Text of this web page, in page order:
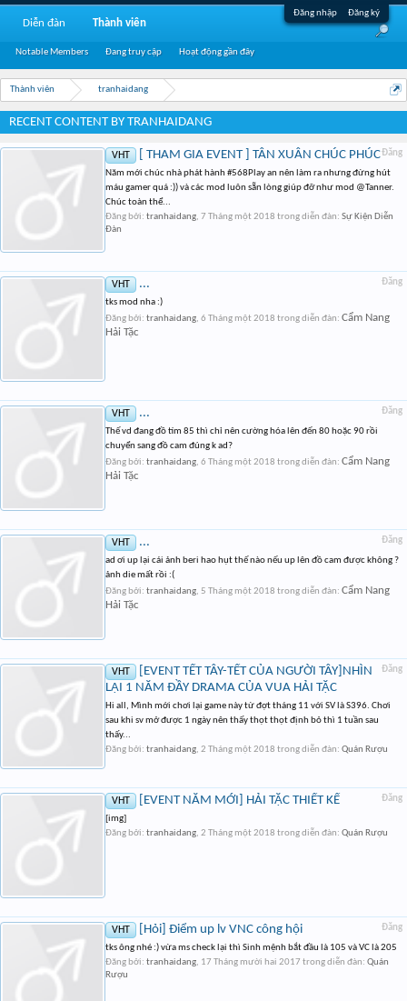
Đăng nhập Đăng ký
Thành viên tranhaidang
RECENT CONTENT BY TRANHAIDANG
Đăng
VHT [ THAM GIA EVENT ] TÂN XUÂN CHÚC PHÚC
Năm mới chúc nhà phát hành #568Play an nên làm ra nhưng đừng hút
máu gamer quá :)) và các mod luôn sẵn lòng giúp đỡ như mod @Tanner.
Chúc toàn thể...
Đăng bởi: tranhaidang, 7 Tháng một 2018 trong diễn đàn: Sự Kiện Diễn
Đàn
Đăng
VHT ...
tks mod nha :)
Đăng bởi: tranhaidang, 6 Tháng một 2018 trong diễn đàn: Cẩm Nang
Hải Tặc
Đăng
VHT ...
Thế vd đang đồ tím 85 thì chỉ nên cường hóa lên đến 80 hoặc 90 rồi
chuyển sang đồ cam đúng k ad?
Đăng bởi: tranhaidang, 6 Tháng một 2018 trong diễn đàn: Cẩm Nang
Hải Tặc
Đăng
VHT ...
ad ơi up lại cái ảnh beri hao hụt thế nào nếu up lên đồ cam được không ?
ảnh die mất rồi :(
Đăng bởi: tranhaidang, 5 Tháng một 2018 trong diễn đàn: Cẩm Nang
Hải Tặc
Đăng
VHT
[EVENT TẾT TÂY-TẾT CỦA NGƯỜI TÂY]NHÌN
LẠI 1 NĂM ĐẦY DRAMA CỦA VUA HẢI TẶC
Hi all, Mình mới chơi lại game này từ đợt tháng 11 với SV là S396. Chơi
sau khi sv mở được 1 ngày nên thấy thọt thọt định bỏ thì 1 tuần sau
thấy...
Đăng bởi: tranhaidang, 2 Tháng một 2018 trong diễn đàn: Quán Rượu
Đăng
VHT [EVENT NĂM MỚI] HẢI TẶC THIẾT KẾ
[img]
Đăng bởi: tranhaidang, 2 Tháng một 2018 trong diễn đàn: Quán Rượu
Đăng
VHT [Hỏi] Điểm up lv VNC công hội
tks ông nhé :) vừa ms check lại thì Sinh mệnh bắt đầu là 105 và VC là 205
Đăng bởi: tranhaidang, 17 Tháng mười hai 2017 trong diễn đàn: Quán
Rượu
Diễn đàn Thành viên
Notable Members Đang truy cập Hoạt động gần đây